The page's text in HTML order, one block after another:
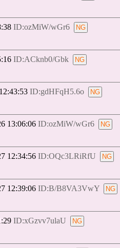
ID:ozMiW/wGr6
ID:ACknb0/Gbk
ID:gdHFqH5.6o
13:06:06 ID:ozMiW/wGr6
12:34:56 ID:OQc3LRiRfU
12:39:06 ID:B/B8VA3VwY
ID:xGzvv7ulaU